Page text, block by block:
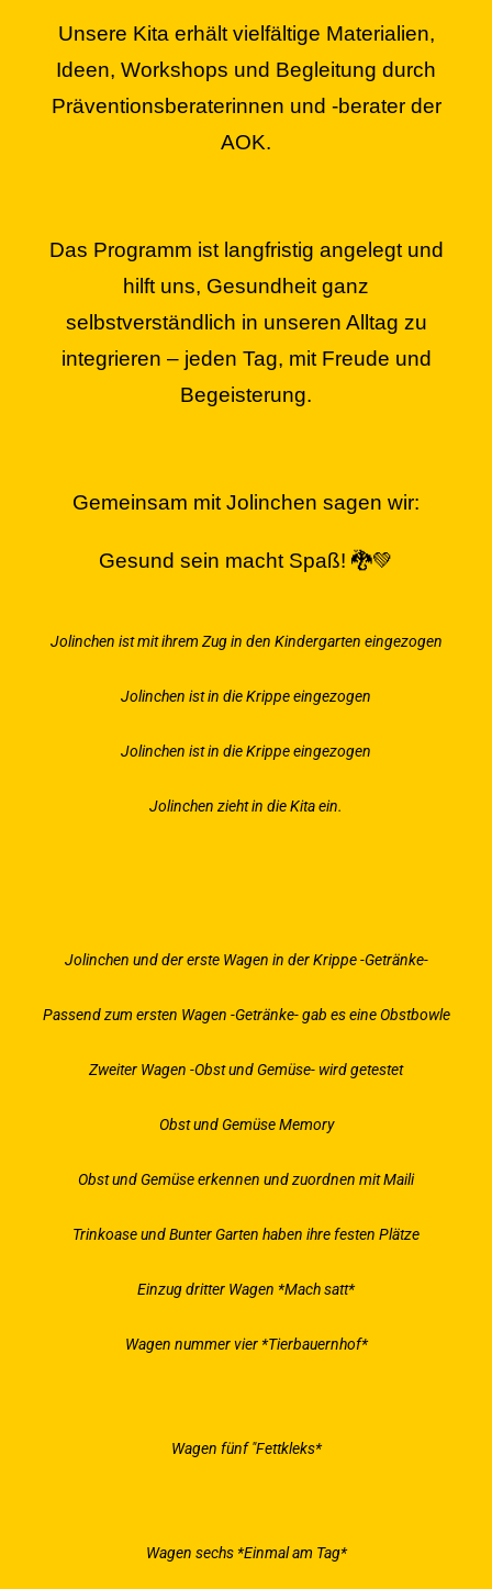
Unsere Kita erhält vielfältige Materialien,
Ideen, Workshops und Begleitung durch
Präventionsberaterinnen und -berater der
AOK.
Das Programm ist langfristig angelegt und
hilft uns, Gesundheit ganz
selbstverständlich in unseren Alltag zu
integrieren – jeden Tag, mit Freude und
Begeisterung.
Gemeinsam mit Jolinchen sagen wir:
Gesund sein macht Spaß! 🐉💚
Jolinchen ist mit ihrem Zug in den Kindergarten eingezogen
Jolinchen ist in die Krippe eingezogen
Jolinchen ist in die Krippe eingezogen
Jolinchen zieht in die Kita ein.
Jolinchen und der erste Wagen in der Krippe -Getränke-
Passend zum ersten Wagen -Getränke- gab es eine Obstbowle
Zweiter Wagen -Obst und Gemüse- wird getestet
Obst und Gemüse Memory
Obst und Gemüse erkennen und zuordnen mit Maili
Trinkoase und Bunter Garten haben ihre festen Plätze
Einzug dritter Wagen *Mach satt*
Wagen nummer vier *Tierbauernhof*
Wagen fünf "Fettkleks*
Wagen sechs *Einmal am Tag*